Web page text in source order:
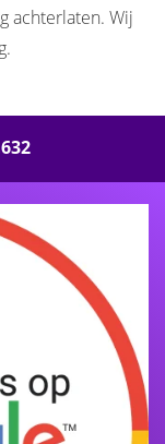
achterlaten. Wij